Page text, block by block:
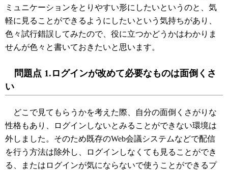
ミュニケーションをとりやすい形にしたいというのと、気
軽に見ることができるようにしたいという気持ちがあり、
色々試行錯誤してみたので、役に立つかどうかはわかりま
せんが色々と書いておきたいと思います。
問題点 1.ログインが改めて必要なものは面倒くさ
い
どこで見てもらうかを考えた際、自分の面倒くさがりな
性格もあり、ログインしないとみることができない環境は
外しました。そのため既存のWeb会議システムなどで配信
を行う方法は除外し、ログインしなくても見ることができ
る、またはログインが気にならないで使うことができるプ